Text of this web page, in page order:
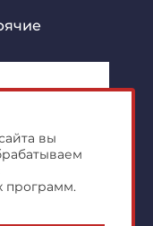
данных
вы
программ.